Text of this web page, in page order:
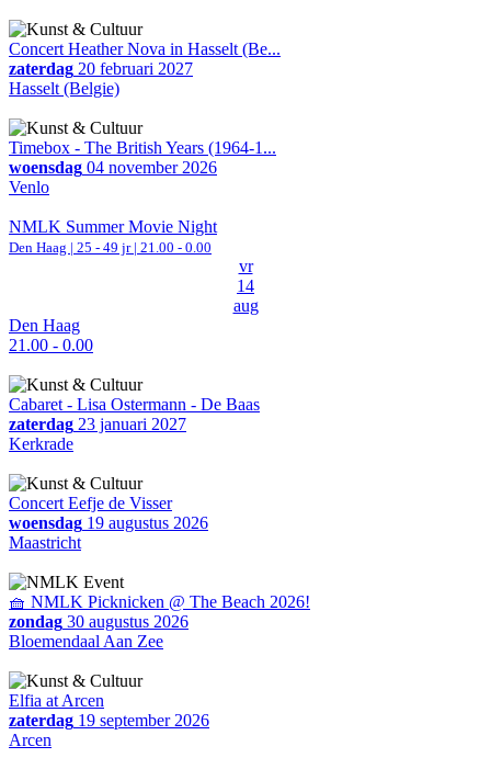
Concert Heather Nova in Hasselt (Be...
zaterdag 20 februari 2027
Hasselt (Belgie)
Timebox - The British Years (1964-1...
woensdag 04 november 2026
Venlo
NMLK Summer Movie Night
Den Haag | 25 - 49 jr | 21.00 - 0.00
vr
14
aug
Den Haag
21.00 - 0.00
Cabaret - Lisa Ostermann - De Baas
zaterdag 23 januari 2027
Kerkrade
Concert Eefje de Visser
woensdag 19 augustus 2026
Maastricht
🧺 NMLK Picknicken @ The Beach 2026!
zondag 30 augustus 2026
Bloemendaal Aan Zee
Elfia at Arcen
zaterdag 19 september 2026
Arcen